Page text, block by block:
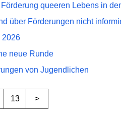
queeren Lebens in
über Förderungen nicht
2026
neue Runde
von Jugendlichen
13 >